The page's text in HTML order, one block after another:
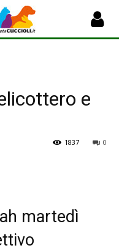
e
0
1837
martedì